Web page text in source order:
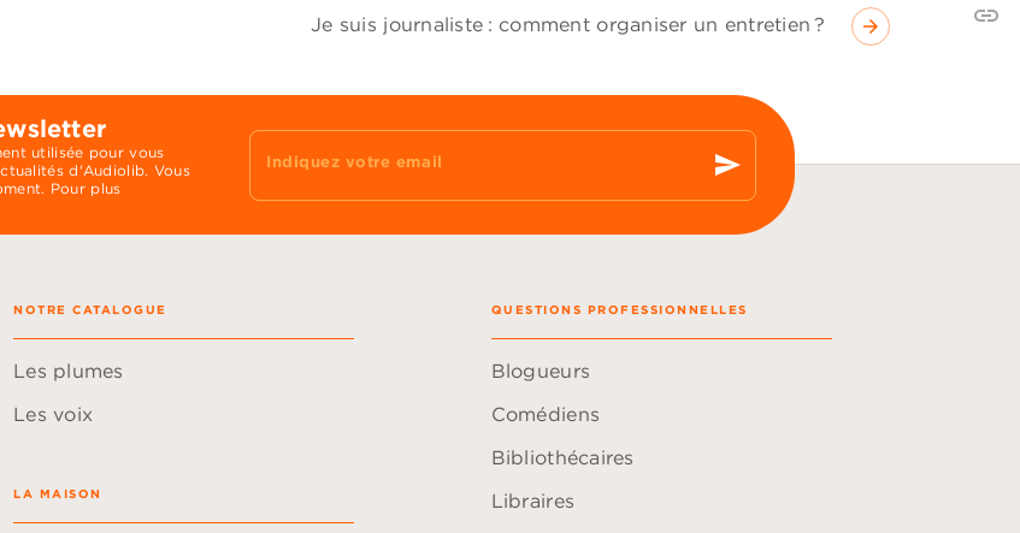
Je suis journaliste : comment organiser un entretien ? arrow_forward link
utilisée pour vous
d'Audiolib. Vous
Pour plus
Indiquez votre email send
NOTRE CATALOGUE
Les plumes
Les voix
LA MAISON
QUESTIONS PROFESSIONNELLES
Blogueurs
Comédiens
Bibliothécaires
Libraires